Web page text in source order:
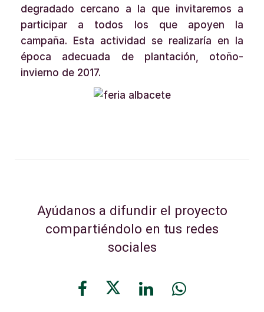
degradado cercano a la que invitaremos a
participar a todos los que apoyen la
campaña. Esta actividad se realizaría en la
época adecuada de plantación, otoño-
invierno de 2017.
Ayúdanos a difundir el proyecto
compartiéndolo en tus redes
sociales